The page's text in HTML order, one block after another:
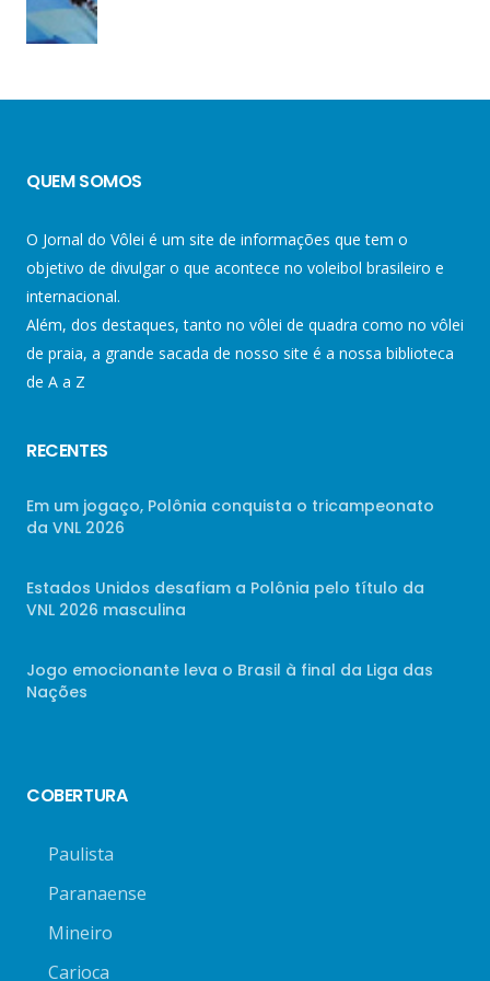
QUEM SOMOS
O Jornal do Vôlei é um site de informações que tem o
objetivo de divulgar o que acontece no voleibol brasileiro e
internacional.
Além, dos destaques, tanto no vôlei de quadra como no vôlei
de praia, a grande sacada de nosso site é a nossa biblioteca
de A a Z
RECENTES
Em um jogaço, Polônia conquista o tricampeonato
da VNL 2026
Estados Unidos desafiam a Polônia pelo título da
VNL 2026 masculina
Jogo emocionante leva o Brasil à final da Liga das
Nações
COBERTURA
Paulista
Paranaense
Mineiro
Carioca